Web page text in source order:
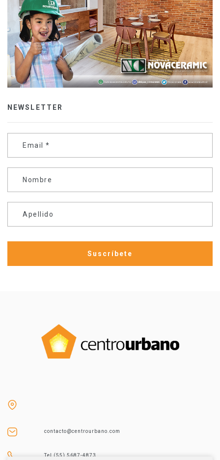
NEWSLETTER
Email *
Nombre
Apellido
contacto@centrourbano.com
Tel (55) 5687-4873